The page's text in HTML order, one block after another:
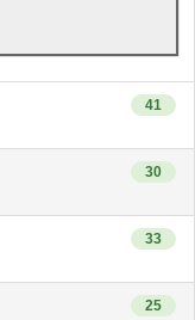
41
30
33
25